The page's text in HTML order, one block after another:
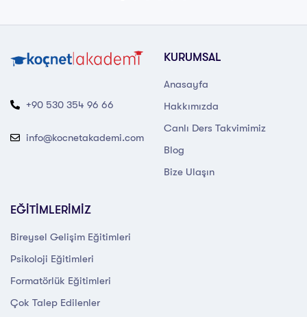
+90 530 354 96 66
info@kocnetakademi.com
KURUMSAL
Anasayfa
Hakkımızda
Canlı Ders Takvimimiz
Blog
Bize Ulaşın
EĞİTİMLERİMİZ
Bireysel Gelişim Eğitimleri
Psikoloji Eğitimleri
Formatörlük Eğitimleri
Çok Talep Edilenler